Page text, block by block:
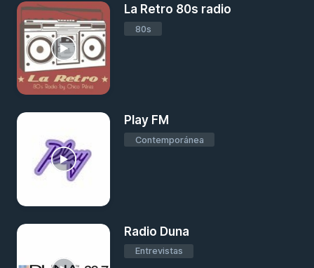
La Retro 80s radio
80s
Play FM
Contemporánea
Radio Duna
Entrevistas